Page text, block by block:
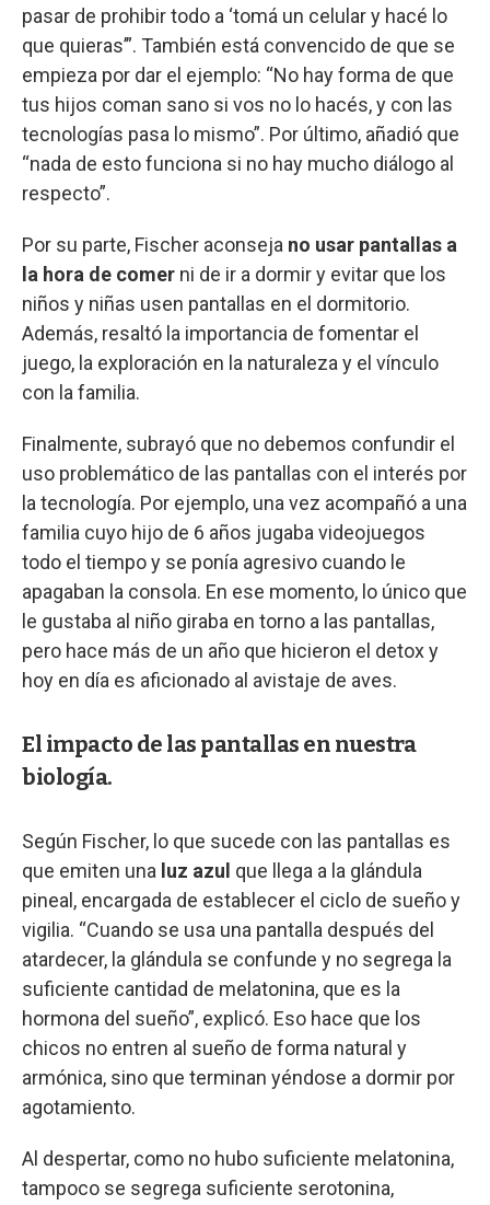
pasar de prohibir todo a ‘tomá un celular y hacé lo
que quieras’”. También está convencido de que se
empieza por dar el ejemplo: “No hay forma de que
tus hijos coman sano si vos no lo hacés, y con las
tecnologías pasa lo mismo”. Por último, añadió que
“nada de esto funciona si no hay mucho diálogo al
respecto”.
Por su parte, Fischer aconseja no usar pantallas a
la hora de comer ni de ir a dormir y evitar que los
niños y niñas usen pantallas en el dormitorio.
Además, resaltó la importancia de fomentar el
juego, la exploración en la naturaleza y el vínculo
con la familia.
Finalmente, subrayó que no debemos confundir el
uso problemático de las pantallas con el interés por
la tecnología. Por ejemplo, una vez acompañó a una
familia cuyo hijo de 6 años jugaba videojuegos
todo el tiempo y se ponía agresivo cuando le
apagaban la consola. En ese momento, lo único que
le gustaba al niño giraba en torno a las pantallas,
pero hace más de un año que hicieron el detox y
hoy en día es aficionado al avistaje de aves.
El impacto de las pantallas en nuestra
biología.
Según Fischer, lo que sucede con las pantallas es
que emiten una luz azul que llega a la glándula
pineal, encargada de establecer el ciclo de sueño y
vigilia. “Cuando se usa una pantalla después del
atardecer, la glándula se confunde y no segrega la
suficiente cantidad de melatonina, que es la
hormona del sueño”, explicó. Eso hace que los
chicos no entren al sueño de forma natural y
armónica, sino que terminan yéndose a dormir por
agotamiento.
Al despertar, como no hubo suficiente melatonina,
tampoco se segrega suficiente serotonina,